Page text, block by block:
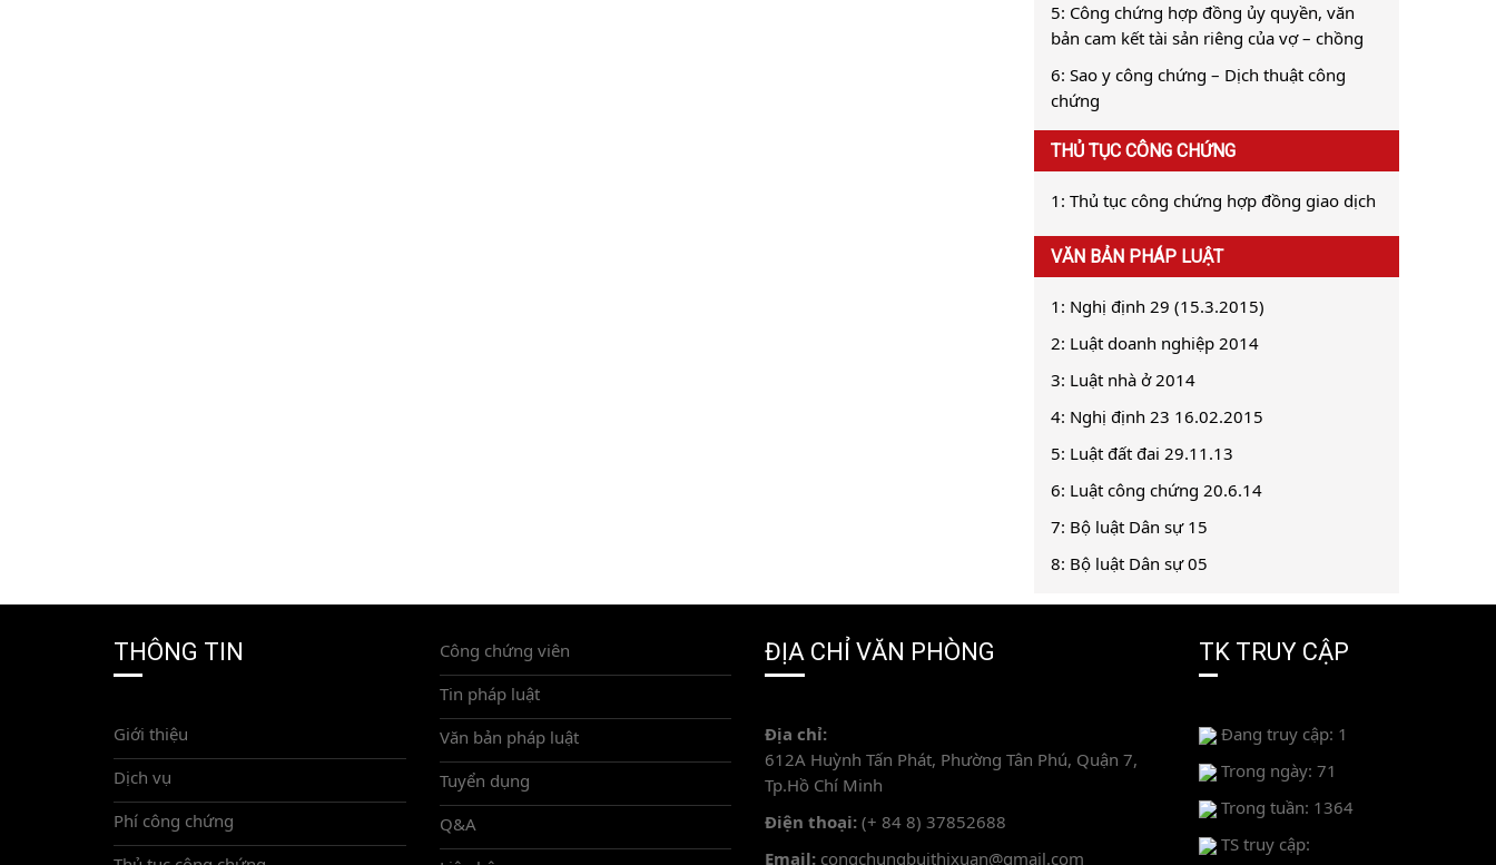
5: Công chứng hợp đồng ủy quyền, văn
bản cam kết tài sản riêng của vợ – chồng
6: Sao y công chứng – Dịch thuật công
chứng
THỦ TỤC CÔNG CHỨNG
1: Thủ tục công chứng hợp đồng giao dịch
VĂN BẢN PHÁP LUẬT
1: Nghị định 29 (15.3.2015)
2: Luật doanh nghiệp 2014
3: Luật nhà ở 2014
4: Nghị định 23 16.02.2015
5: Luật đất đai 29.11.13
6: Luật công chứng 20.6.14
7: Bộ luật Dân sự 15
8: Bộ luật Dân sự 05
THÔNG TIN
Giới thiệu
Dịch vụ
Phí công chứng
Công chứng viên
Tin pháp luật
Văn bản pháp luật
Tuyển dụng
Q&A
ĐỊA CHỈ VĂN PHÒNG
Địa chỉ:
612A Huỳnh Tấn Phát, Phường Tân Phú, Quận 7,
Tp.Hồ Chí Minh
Điện thoại: (+ 84 8) 37852688
Email: congchungbuithixuan@gmail.com
TK TRUY CẬP
Đang truy cập: 1
Trong ngày: 71
Trong tuần: 1364
TS truy cập: